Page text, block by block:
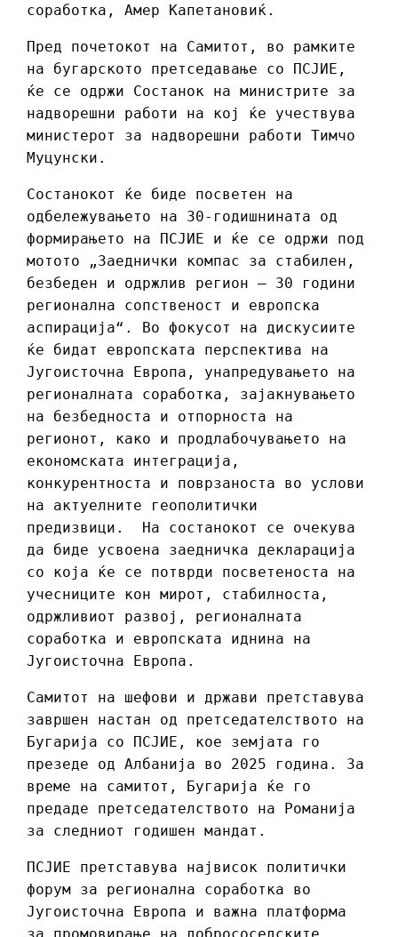
соработка, Амер Капетановиќ.
Пред почетокот на Самитот, во рамките
на бугарското претседавање со ПСЈИЕ,
ќе се одржи Состанок на министрите за
надворешни работи на кој ќе учествува
министерот за надворешни работи Тимчо
Муцунски.
Состанокот ќе биде посветен на
одбележувањето на 30-годишнината од
формирањето на ПСЈИЕ и ќе се одржи под
мотото „Заеднички компас за стабилен,
безбеден и одржлив регион – 30 години
регионална сопственост и европска
аспирација“. Во фокусот на дискусиите
ќе бидат европската перспектива на
Југоисточна Европа, унапредувањето на
регионалната соработка, зајакнувањето
на безбедноста и отпорноста на
регионот, како и продлабочувањето на
економската интеграција,
конкурентноста и поврзаноста во услови
на актуелните геополитички
предизвици. На состанокот се очекува
да биде усвоена заедничка декларација
со која ќе се потврди посветеноста на
учесниците кон мирот, стабилноста,
одржливиот развој, регионалната
соработка и европската иднина на
Југоисточна Европа.
Самитот на шефови и држави претставува
завршен настан од претседателството на
Бугарија со ПСЈИЕ, кое земјата го
презеде од Албанија во 2025 година. За
време на самитот, Бугарија ќе го
предаде претседателството на Романија
за следниот годишен мандат.
ПСЈИЕ претставува највисок политички
форум за регионална соработка во
Југоисточна Европа и важна платформа